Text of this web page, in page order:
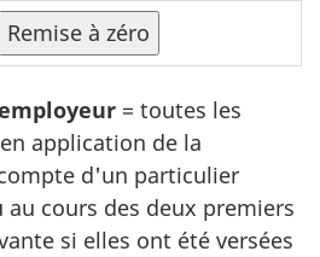
= toutes les
application de la
d'un particulier
cours des deux premiers
si elles ont été versées